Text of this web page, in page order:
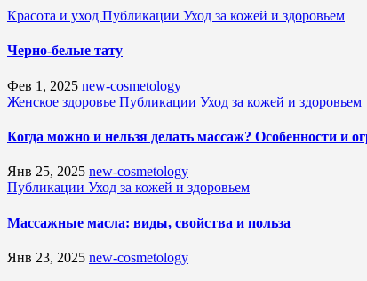
Красота и уход Публикации Уход за кожей и здоровьем
Черно-белые тату
Фев 1, 2025 new-cosmetology
Женское здоровье Публикации Уход за кожей и здоровьем
Когда можно и нельзя делать массаж? Особенности и
Янв 25, 2025 new-cosmetology
Публикации Уход за кожей и здоровьем
Массажные масла: виды, свойства и польза
Янв 23, 2025 new-cosmetology